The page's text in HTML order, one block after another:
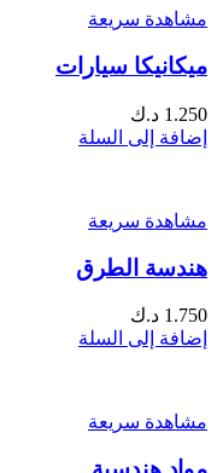
مشاهدة سريعة
ميكانيكا سيارات
1.250 د.ك
إضافة إلى السلة
مشاهدة سريعة
هندسة الطرق
1.750 د.ك
إضافة إلى السلة
مشاهدة سريعة